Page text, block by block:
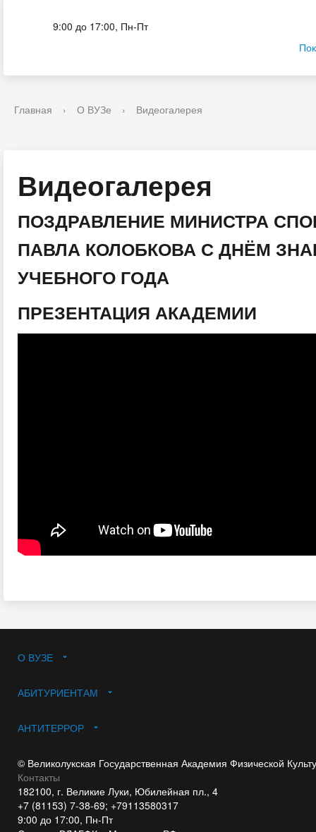
9:00 до 17:00, Пн-Пт
Главная › О ВУЗе › Видеогалерея
Видеогалерея
ПОЗДРАВЛЕНИЕ МИНИСТРА
ПАВЛА КОЛОБКОВА С ДНЁМ
УЧЕБНОГО ГОДА
ПРЕЗЕНТАЦИЯ АКАДЕМИИ
О ВУЗЕ
АБИТУРИЕНТАМ
АНТИТЕРРОР
© Великолукская Государственная Академия Физической
Контакты
182100, г. Великие Луки, Юбилейная пл., 4
+7 (81153) 7-38-69; +79113580317
9:00 до 17:00, Пн-Пт